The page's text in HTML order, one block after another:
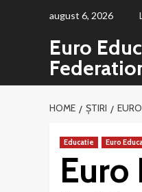
august 6, 2026
Euro
HOME ȘTIRI
Educatie Euro
Euro